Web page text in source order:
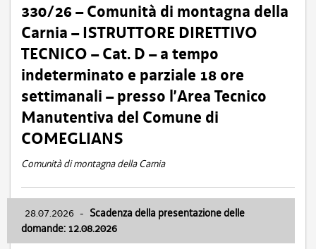
330/26 – Comunità di montagna della
Carnia – ISTRUTTORE DIRETTIVO
TECNICO – Cat. D – a tempo
indeterminato e parziale 18 ore
settimanali – presso l’Area Tecnico
Manutentiva del Comune di
COMEGLIANS
Comunità di montagna della Carnia
28.07.2026 - Scadenza della presentazione delle
domande: 12.08.2026